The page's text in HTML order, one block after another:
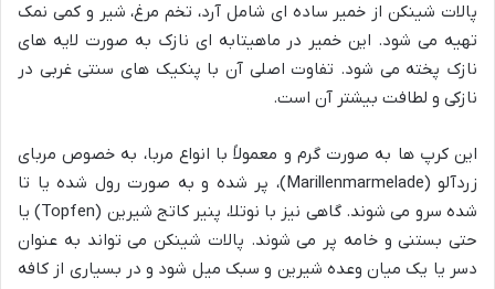
پالات شینکن از خمیر ساده ای شامل آرد، تخم مرغ، شیر و کمی نمک
تهیه می شود. این خمیر در ماهیتابه ای نازک به صورت لایه های
نازک پخته می شود. تفاوت اصلی آن با پنکیک های سنتی غربی در
نازکی و لطافت بیشتر آن است.
این کرپ ها به صورت گرم و معمولاً با انواع مربا، به خصوص مربای
زردآلو (Marillenmarmelade)، پر شده و به صورت رول شده یا تا
شده سرو می شوند. گاهی نیز با نوتلا، پنیر کاتج شیرین (Topfen) یا
حتی بستنی و خامه پر می شوند. پالات شینکن می تواند به عنوان
دسر یا یک میان وعده شیرین و سبک میل شود و در بسیاری از کافه